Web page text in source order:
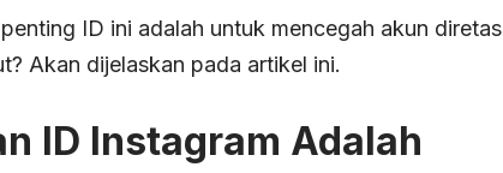
ID ini adalah untuk mencegah akun
Akan dijelaskan pada artikel ini.
ID Instagram Adalah